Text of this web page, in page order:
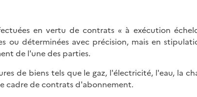
en vertu de contrats « à exécution
ou déterminées avec précision, mais en
de l'une des parties.
de biens tels que le gaz, l'électricité, l'eau, la
cadre de contrats d'abonnement.